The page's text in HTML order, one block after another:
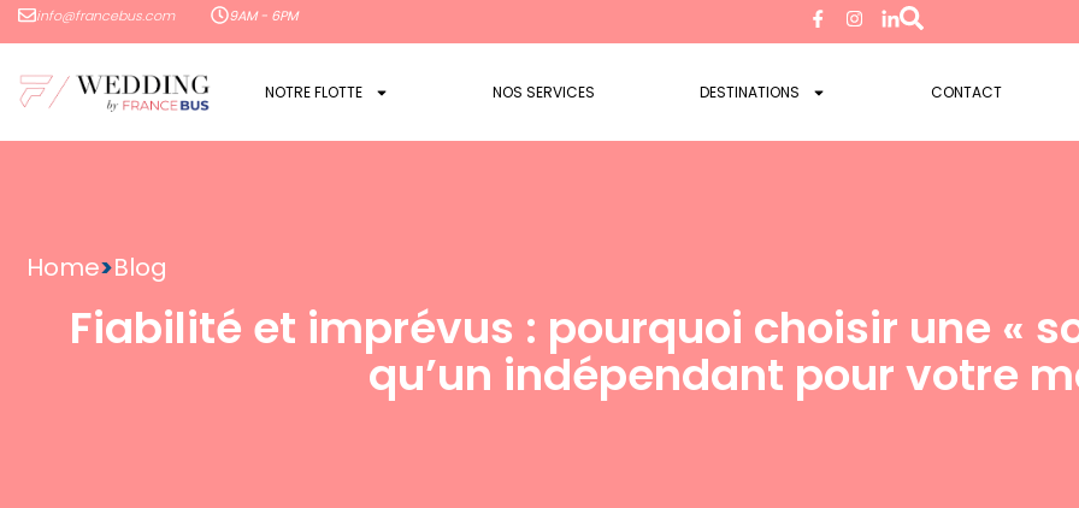
info@francebus.com 9AM - 6PM
NOTRE FLOTTE NOS SERVICES DESTINATIONS CONTACT
Home>Blog
Fiabilité et imprévus : pourquoi choisir une «
qu’un indépendant pour votre